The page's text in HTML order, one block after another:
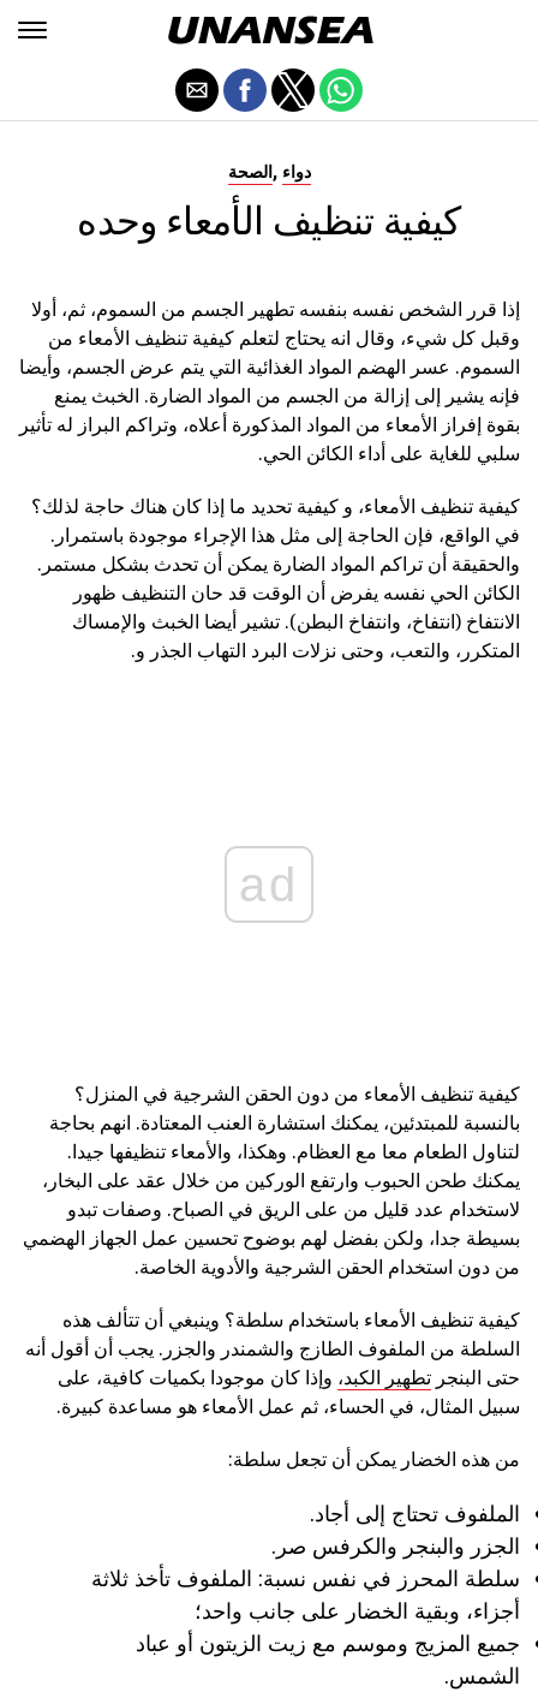
الصحة , دواء
كيفية تنظيف الأمعاء وحده
إذا قرر الشخص نفسه بنفسه تطهير الجسم من السموم، ثم، أولا
وقبل كل شيء، وقال انه يحتاج لتعلم كيفية تنظيف الأمعاء من
السموم. عسر الهضم المواد الغذائية التي يتم عرض الجسم، وأيضا
فإنه يشير إلى إزالة من الجسم من المواد الضارة. الخبث يمنع
بقوة إفراز الأمعاء من المواد المذكورة أعلاه، وتراكم البراز له تأثير
سلبي للغاية على أداء الكائن الحي.
كيفية تنظيف الأمعاء، و كيفية تحديد ما إذا كان هناك حاجة لذلك؟
في الواقع، فإن الحاجة إلى مثل هذا الإجراء موجودة باستمرار.
والحقيقة أن تراكم المواد الضارة يمكن أن تحدث بشكل مستمر.
الكائن الحي نفسه يفرض أن الوقت قد حان التنظيف ظهور
الانتفاخ (انتفاخ، وانتفاخ البطن). تشير أيضا الخبث والإمساك
المتكرر، والتعب، وحتى نزلات البرد التهاب الجذر و.
ad
كيفية تنظيف الأمعاء من دون الحقن الشرجية في المنزل؟
بالنسبة للمبتدئين، يمكنك استشارة العنب المعتادة. انهم بحاجة
لتناول الطعام معا مع العظام. وهكذا، والأمعاء تنظيفها جيدا.
يمكنك طحن الحبوب وارتفع الوركين من خلال عقد على البخار،
لاستخدام عدد قليل من على الريق في الصباح. وصفات تبدو
بسيطة جدا، ولكن بفضل لهم بوضوح تحسين عمل الجهاز الهضمي
من دون استخدام الحقن الشرجية والأدوية الخاصة.
كيفية تنظيف الأمعاء باستخدام سلطة؟ وينبغي أن تتألف هذه
السلطة من الملفوف الطازج والشمندر والجزر. يجب أن أقول أنه
حتى البنجر تطهير الكبد، وإذا كان موجودا بكميات كافية، على
سبيل المثال، في الحساء، ثم عمل الأمعاء هو مساعدة كبيرة.
من هذه الخضار يمكن أن تجعل سلطة:
الملفوف تحتاج إلى أجاد.
الجزر والبنجر والكرفس صر.
سلطة المحرز في نفس نسبة: الملفوف تأخذ ثلاثة
أجزاء، وبقية الخضار على جانب واحد؛
جميع المزيج وموسم مع زيت الزيتون أو عباد
الشمس.